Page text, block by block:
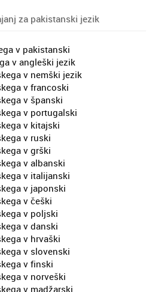
za pakistanski jezik
v pakistanski
v angleški jezik
v nemški jezik
v francoski
v španski
v portugalski
v kitajski
v ruski
v grški
v albanski
v italijanski
v japonski
v češki
v poljski
v danski
v hrvaški
v slovenski
v finski
v norveški
v madžarski